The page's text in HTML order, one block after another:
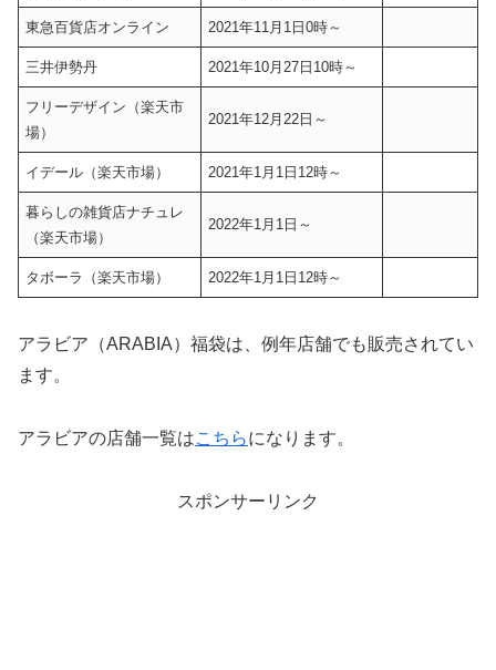
東急百貨店オンライン 2021年11月1日0時～
三井伊勢丹 2021年10月27日10時～
フリーデザイン（楽天市
場）
2021年12月22日～
イデール（楽天市場） 2021年1月1日12時～
暮らしの雑貨店ナチュレ
（楽天市場）
2022年1月1日～
タボーラ（楽天市場） 2022年1月1日12時～
アラビア（ARABIA）福袋は、例年店舗でも販売されてい
ます。
アラビアの店舗一覧はこちらになります。
スポンサーリンク